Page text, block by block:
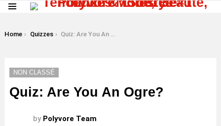
You are here:
Home Quizzes Quiz: Are You An Ogre?
NON CLASSÉ
Quiz: Are You An Ogre?
by Polyvore Team